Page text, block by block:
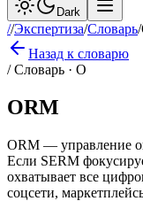
Dark
//Экспертиза/Словарь/
Назад к словарю
/ Словарь · O
ORM
ORM — управление
Если SERM
охватывает все
соцсети,